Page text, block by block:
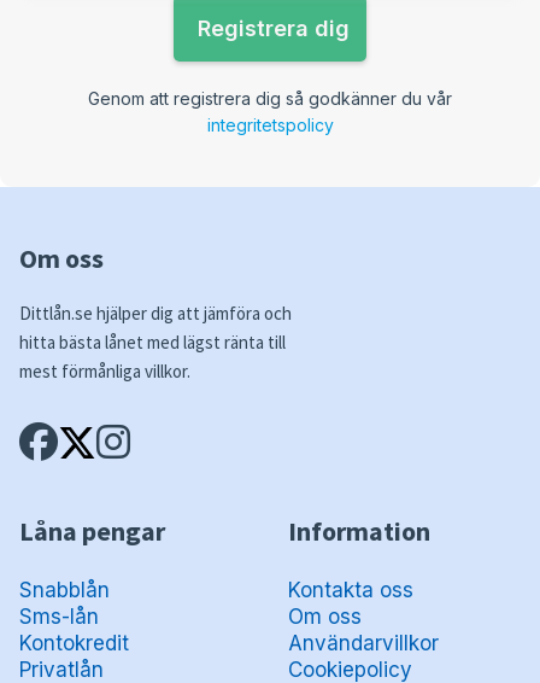
Genom att registrera dig så godkänner du vår
integritetspolicy
Om oss
Dittlån.se hjälper dig att jämföra och
hitta bästa lånet med lägst ränta till
mest förmånliga villkor.
Låna pengar
Snabblån
Sms-lån
Kontokredit
Privatlån
Information
Kontakta oss
Om oss
Användarvillkor
Cookiepolicy